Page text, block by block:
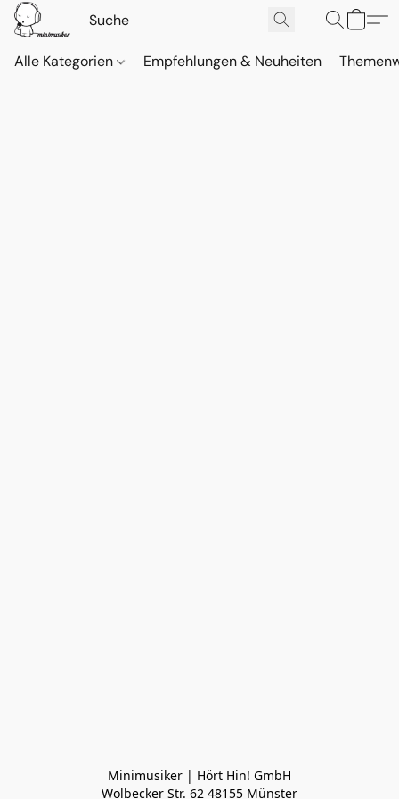
Alle Kategorien Empfehlungen & Neuheiten
Minimusiker | Hört Hin! GmbH
Wolbecker Str. 62 48155 Münster